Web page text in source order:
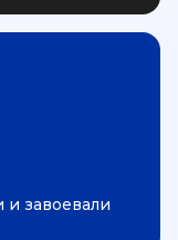
завоевали